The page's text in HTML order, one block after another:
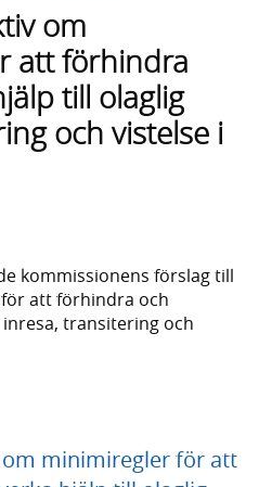
om
att förhindra
till olaglig
och vistelse i
kommissionens förslag till
att förhindra och
transitering och
minimiregler för att